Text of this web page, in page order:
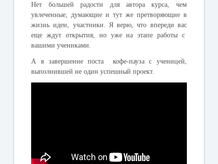
Нет большей радости для автора курса, чем
увлеченные, думающие и тут же претворяющие в
жизнь идеи, участники. Я верю, что впереди вас
еще ждут открытия, но уже на этапе работы с
вашими учениками.
А в завершение поста кофе-пауза с ученицей,
выполнившей не один успешный проект.